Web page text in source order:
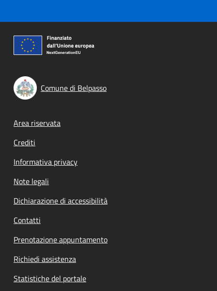
Comune di Belpasso
Footer menu
Area riservata
Crediti
Informativa privacy
Note legali
Dichiarazione di accessibilità
Contatti
Prenotazione appuntamento
Richiedi assistenza
Statistiche del portale